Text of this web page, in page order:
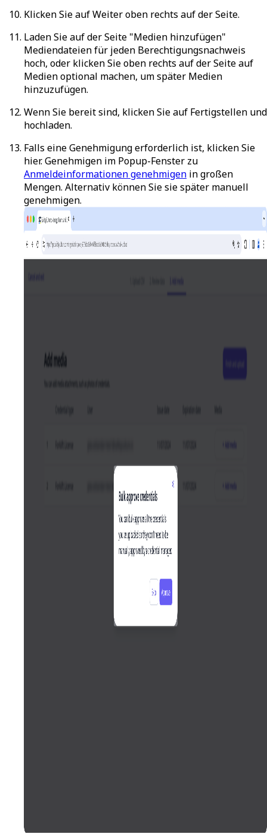
Klicken Sie aufWeiteroben rechts auf der Seite.
Laden Sie auf der Seite "Medien hinzufügen"
Mediendateien für jeden Berechtigungsnachweis
hoch, oder klicken Sie oben rechts auf der Seite auf
Medien optional machen, um später Medien
hinzuzufügen.
Wenn Sie bereit sind, klicken Sie auf Fertigstellen und
hochladen.
Falls eine Genehmigung erforderlich ist, klicken Sie
hier.Genehmigen im Popup-Fenster zu
Anmeldeinformationen genehmigen in großen
Mengen. Alternativ können Sie sie später manuell
genehmigen.